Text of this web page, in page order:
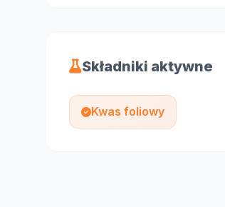
Składniki aktywne
Kwas foliowy